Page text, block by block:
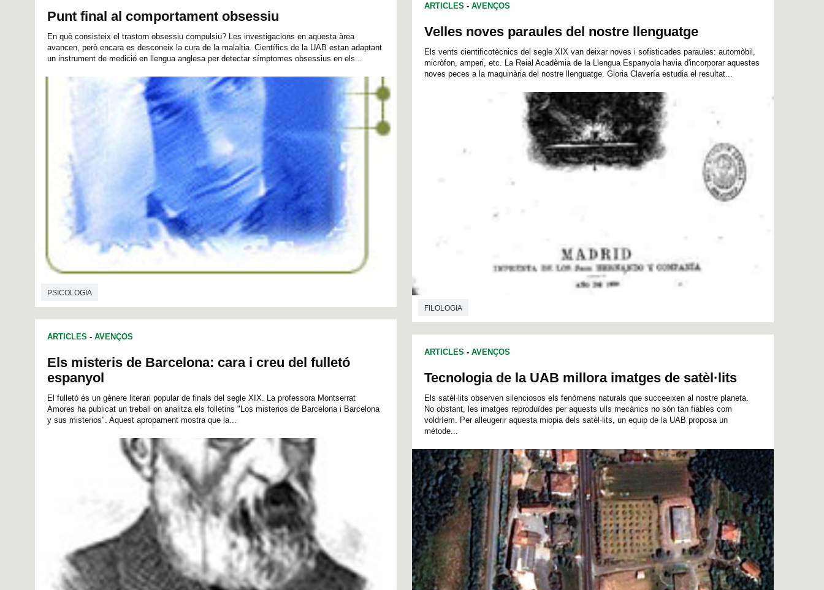
Punt final al comportament obsessiu
En què consisteix el trastorn obsessiu compulsiu? Les investigacions en aquesta àrea
avancen, però encara es desconeix la cura de la malaltia. Científics de la UAB estan adaptant
un instrument de medició en llengua anglesa per detectar símptomes obsessius en els...
PSICOLOGIA
ARTICLES - AVENÇOS
Els misteris de Barcelona: cara i creu del fulletó
espanyol
El fulletó és un gènere literari popular de finals del segle XIX. La professora Montserrat
Amores ha publicat un treball on analitza els folletins "Los misterios de Barcelona i Barcelona
y sus misterios". Aquest apropament mostra que la...
ARTICLES - AVENÇOS
Velles noves paraules del nostre llenguatge
Els vents cientificotècnics del segle XIX van deixar noves i sofisticades paraules: automòbil,
micròfon, amperi, etc. La Reial Acadèmia de la Llengua Espanyola havia d'incorporar aquestes
noves peces a la maquinària del nostre llenguatge. Gloria Clavería estudia el resultat...
FILOLOGIA
ARTICLES - AVENÇOS
Tecnologia de la UAB millora imatges de satèl·lits
Els satèl·lits observen silenciosos els fenòmens naturals que succeeixen al nostre planeta.
No obstant, les imatges reproduïdes per aquests ulls mecànics no són tan fiables com
voldríem. Per alleugerir aquesta miopia dels satèl·lits, un equip de la UAB proposa un
mètode...